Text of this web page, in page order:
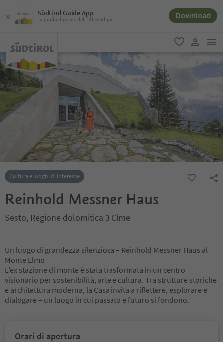
Südtirol Guide App
La guida digitale dell´Alto Adige Download
favoriti
user link
Cultura e luoghi di interesse
Reinhold Messner Haus
Sesto, Regione dolomitica 3 Cime
Un luogo di grandezza silenziosa – Reinhold Messner Haus al
Monte Elmo
L’ex stazione di monte è stata trasformata in un centro
visionario per sostenibilità, arte e cultura. Tra strutture storiche
e architettura moderna, la Casa invita a riflettere, esplorare e
dialogare – un luogo in cui passato e futuro si fondono.
Orari di apertura